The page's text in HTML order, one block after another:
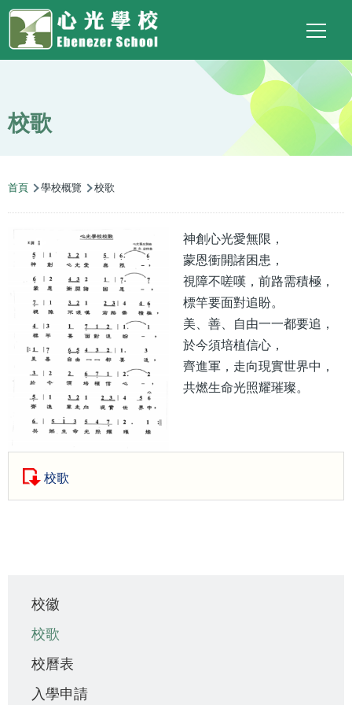
移至主內容
Top
Social
Link
Language
switcher
Main
navigation
校歌
導
首頁 學校概覽 校歌
神創心光愛無限，
蒙恩衝開諸困患，
視障不嗟嘆，前路需積極，
標竿要面對追盼。
美、善、自由一一都要追，
於今須培植信心，
齊進軍，走向現實世界中，
共燃生命光照耀璀璨。
校歌
navigation
校徽
校歌
校曆表
入學申請